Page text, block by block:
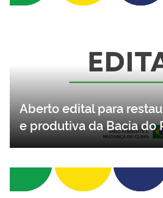
Aberto edital para
e produtiva da Bacia do